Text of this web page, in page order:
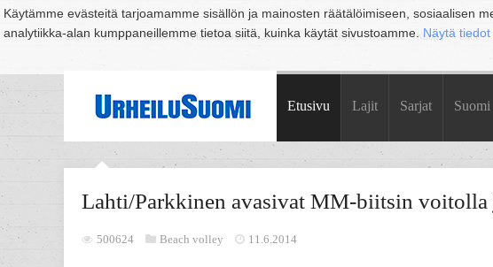
Käytämme evästeitä tarjoamamme sisällön ja mainosten räätälöimiseen, sosiaalisen
analytiikka-alan kumppaneillemme tietoa siitä, kuinka käytät sivustoamme. Näytä tiedot
Suomi Espoo Helsinki Hämeenlinna Joensuu Jyväskylä Kouvola Kuopio Lahti
Etusivu Lajit Sarjat Suomi
Lahti/Parkkinen avasivat MM-biitsin voitolla
500624 Beach volley 11.6.2014